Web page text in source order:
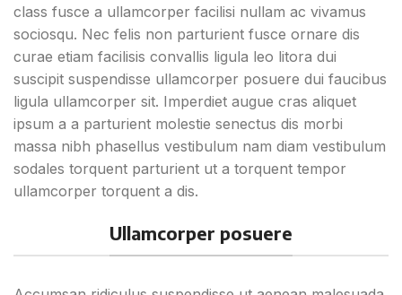
class fusce a ullamcorper facilisi nullam ac vivamus
sociosqu. Nec felis non parturient fusce ornare dis
curae etiam facilisis convallis ligula leo litora dui
suscipit suspendisse ullamcorper posuere dui faucibus
ligula ullamcorper sit. Imperdiet augue cras aliquet
ipsum a a parturient molestie senectus dis morbi
massa nibh phasellus vestibulum nam diam vestibulum
sodales torquent parturient ut a torquent tempor
ullamcorper torquent a dis.
Ullamcorper posuere